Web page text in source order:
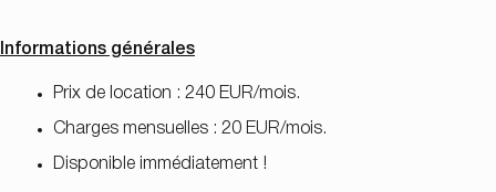
Informations générales
Prix de location : 240 EUR/mois.
Charges mensuelles : 20 EUR/mois.
Disponible immédiatement !